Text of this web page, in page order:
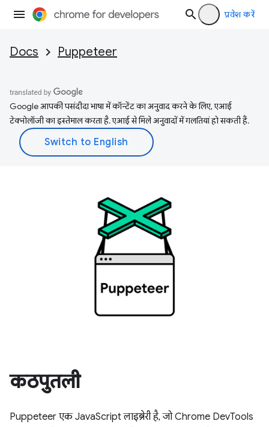
प्रवेश करें
Docs Puppeteer
Google आपकी पसंदीदा भाषा में कॉन्टेंट का अनुवाद करने के लिए, एआई
टेक्नोलॉजी का इस्तेमाल करता है. एआई से मिले अनुवादों में गलतियां हो सकती हैं.
कठपुतली
Puppeteer एक JavaScript लाइब्रेरी है, जो Chrome DevTools